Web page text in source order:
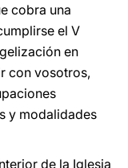
cobra una
el V
en
con vosotros,
y modalidades
de la Iglesia